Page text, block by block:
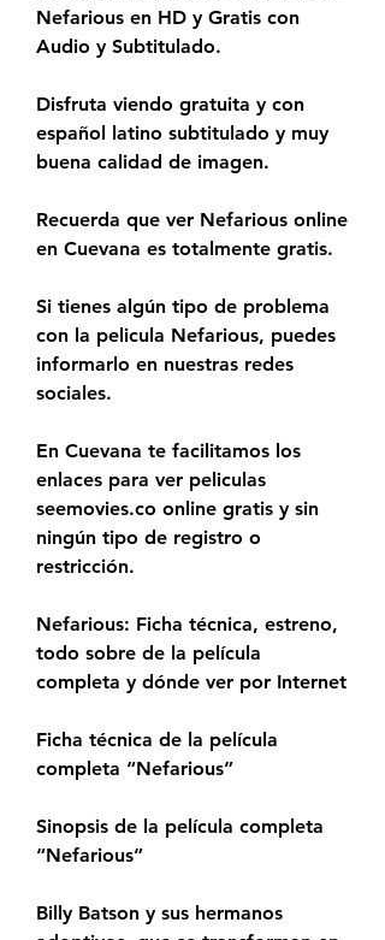
Nefarious en HD y Gratis con
Audio y Subtitulado.
Disfruta viendo gratuita y con
español latino subtitulado y muy
buena calidad de imagen.
Recuerda que ver Nefarious online
en Cuevana es totalmente gratis.
Si tienes algún tipo de problema
con la pelicula Nefarious, puedes
informarlo en nuestras redes
sociales.
En Cuevana te facilitamos los
enlaces para ver peliculas
seemovies.co online gratis y sin
ningún tipo de registro o
restricción.
Nefarious: Ficha técnica, estreno,
todo sobre de la película
completa y dónde ver por Internet
Ficha técnica de la película
completa “Nefarious”
Sinopsis de la película completa
“Nefarious”
Billy Batson y sus hermanos